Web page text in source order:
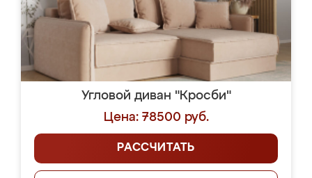
Угловой диван "Кросби"
Цена: 78500 руб.
РАССЧИТАТЬ